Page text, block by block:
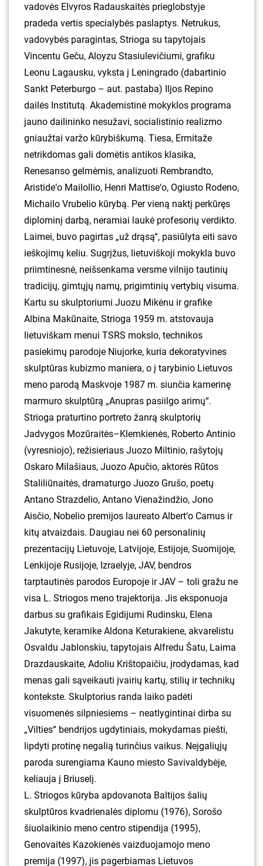
vadovės Elvyros Radauskaitės prieglobstyje
pradeda vertis specialybės paslaptys. Netrukus,
vadovybės paragintas, Strioga su tapytojais
Vincentu Geču, Aloyzu Stasiulevičiumi, grafiku
Leonu Lagausku, vyksta į Leningrado (dabartinio
Sankt Peterburgo – aut. pastaba) Iljos Repino
dailės Institutą. Akademistinė mokyklos programa
jauno dailininko nesužavi, socialistinio realizmo
gniaužtai varžo kūrybiškumą. Tiesa, Ermitaže
netrikdomas gali domėtis antikos klasika,
Renesanso gelmėmis, analizuoti Rembrandto,
Aristide‘o Mailollio, Henri Mattise‘o, Ogiusto Rodeno,
Michailo Vrubelio kūrybą. Per vieną naktį perkūręs
diplominį darbą, neramiai laukė profesorių verdikto.
Laimei, buvo pagirtas „už drąsą“, pasiūlyta eiti savo
ieškojimų keliu. Sugrįžus, lietuviškoji mokykla buvo
priimtinesnė, neišsenkama versme vilnijo tautinių
tradicijų, gimtųjų namų, prigimtinių vertybių visuma.
Kartu su skulptoriumi Juozu Mikėnu ir grafike
Albina Makūnaite, Strioga 1959 m. atstovauja
lietuviškam menui TSRS mokslo, technikos
pasiekimų parodoje Niujorke, kuria dekoratyvines
skulptūras kubizmo maniera, o į tarybinio Lietuvos
meno parodą Maskvoje 1987 m. siunčia kamerinę
marmuro skulptūrą „Anupras pasiilgo arimų“.
Strioga praturtino portreto žanrą skulptorių
Jadvygos Mozūraitės–Klemkienės, Roberto Antinio
(vyresniojo), režisieriaus Juozo Miltinio, rašytojų
Oskaro Milašiaus, Juozo Apučio, aktorės Rūtos
Staliliūnaitės, dramaturgo Juozo Grušo, poetų
Antano Strazdelio, Antano Vienažindžio, Jono
Aisčio, Nobelio premijos laureato Albert‘o Camus ir
kitų atvaizdais. Daugiau nei 60 personalinių
prezentacijų Lietuvoje, Latvijoje, Estijoje, Suomijoje,
Lenkijoje Rusijoje, Izraelyje, JAV, bendros
tarptautinės parodos Europoje ir JAV – toli gražu ne
visa L. Striogos meno trajektorija. Jis eksponuoja
darbus su grafikais Egidijumi Rudinsku, Elena
Jakutyte, keramike Aldona Keturakiene, akvarelistu
Osvaldu Jablonskiu, tapytojais Alfredu Šatu, Laima
Drazdauskaite, Adoliu Krištopaičiu, įrodydamas, kad
menas gali sąveikauti įvairių kartų, stilių ir technikų
kontekste. Skulptorius randa laiko padėti
visuomenės silpniesiems – neatlygintinai dirba su
„Vilties“ bendrijos ugdytiniais, mokydamas piešti,
lipdyti protinę negalią turinčius vaikus. Neįgaliųjų
paroda surengiama Kauno miesto Savivaldybėje,
keliauja į Briuselį.
L. Striogos kūryba apdovanota Baltijos šalių
skulptūros kvadrienalės diplomu (1976), Sorošo
šiuolaikinio meno centro stipendija (1995),
Genovaitės Kazokienės vaizduojamojo meno
premija (1997), jis pagerbiamas Lietuvos